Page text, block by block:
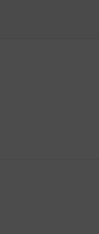
이렇게 하나하나